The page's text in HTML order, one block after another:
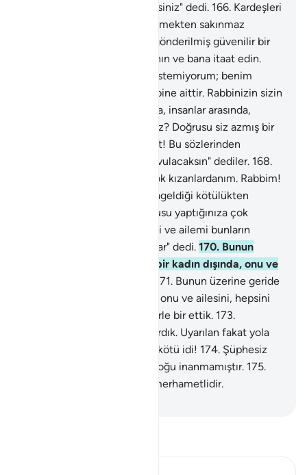
Doğrusu siz azmış bir milletsiniz" dedi. 166. Kardeşleri
Lut, onlara: "Allah'a karşı gelmekten sakınmaz
mısınız? Doğrusu ben size gönderilmiş güvenilir bir
elçiyim. Artık Allah'tan sakının ve bana itaat edin.
Buna karşı sizden bir ücret istemiyorum; benim
ecrim ancak Alemlerin Rabbine aittir. Rabbinizin sizin
için yarattığı eşleri bırakıp da, insanlar arasında,
erkeklere mi yaklaşıyorsunuz? Doğrusu siz azmış bir
"Ey Lut! Bu sözlerinden
vazgeçmezsen, mutlaka kovulacaksın" dediler. 168.
Lut: "Doğrusu yaptığınıza çok kızanlardanım. Rabbim!
Beni ve ailemi bunların yapageldiği kötülükten
Lut: "Doğrusu yaptığınıza çok
kızanlardanım. Rabbim! Beni ve ailemi bunların
yapageldiği kötülükten kurtar" dedi. 170. Bunun
üzerine geride kalan yaşlı bir kadın dışında, onu ve
171. Bunun üzerine geride
kalan yaşlı bir kadın dışında, onu ve ailesini, hepsini
Diğerlerini yerle bir ettik. 173.
Üzerlerine de yağmur yağdırdık. Uyarılan fakat yola
gelmeyenlerin yağmuru ne kötü idi! 174. Şüphesiz
bunda bir ders vardır, ama çoğu inanmamıştır. 175.
Doğrusu Rabbin güçlüdür, merhametlidir.